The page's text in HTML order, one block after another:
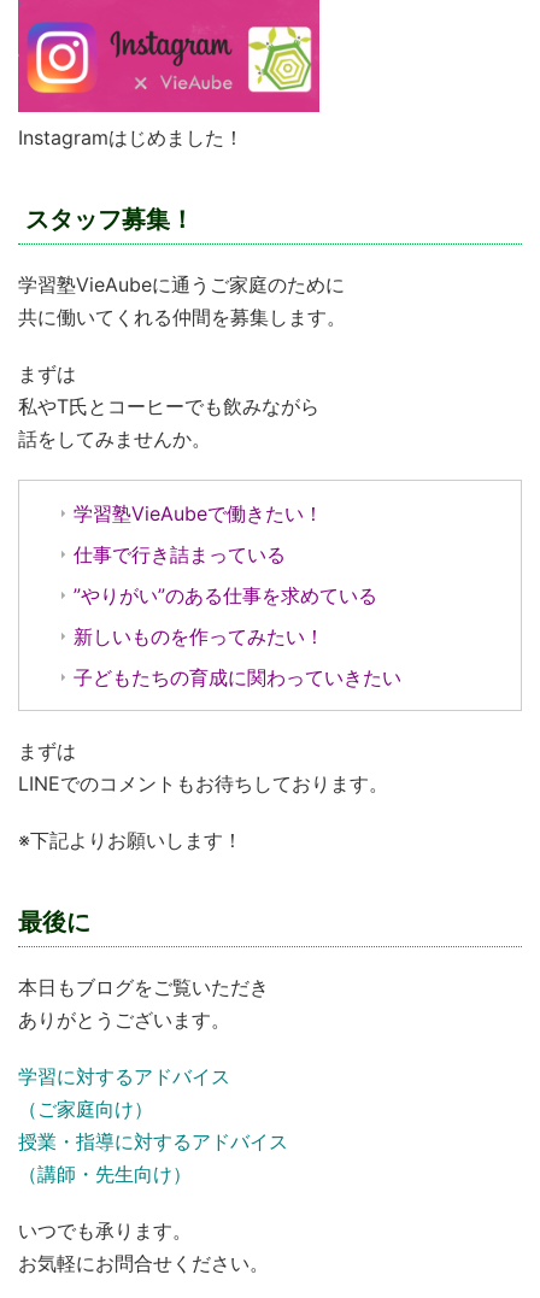
Instagramはじめました！
スタッフ募集！
学習塾VieAubeに通うご家庭のために
共に働いてくれる仲間を募集します。
まずは
私やT氏とコーヒーでも飲みながら
話をしてみませんか。
学習塾VieAubeで働きたい！
仕事で行き詰まっている
”やりがい”のある仕事を求めている
新しいものを作ってみたい！
子どもたちの育成に関わっていきたい
まずは
LINEでのコメントもお待ちしております。
※下記よりお願いします！
最後に
本日もブログをご覧いただき
ありがとうございます。
学習に対するアドバイス
（ご家庭向け）
授業・指導に対するアドバイス
（講師・先生向け）
いつでも承ります。
お気軽にお問合せください。